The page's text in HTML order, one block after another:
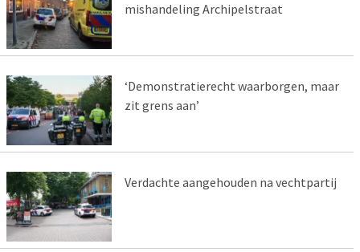
mishandeling Archipelstraat
‘Demonstratierecht waarborgen, maar
zit grens aan’
Verdachte aangehouden na vechtpartij